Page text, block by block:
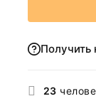
Получить
23